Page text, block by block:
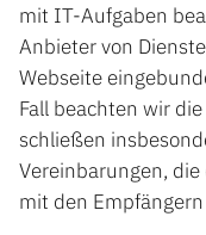
mit IT-Aufgaben
Anbieter von
Webseite
Fall beachten wir
schließen
Vereinbarungen,
mit den